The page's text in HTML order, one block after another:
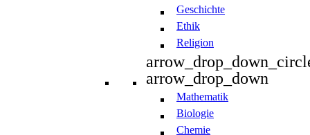
Geschichte
Ethik
Religion
arrow_drop_down
Mathematik
Biologie
Chemie